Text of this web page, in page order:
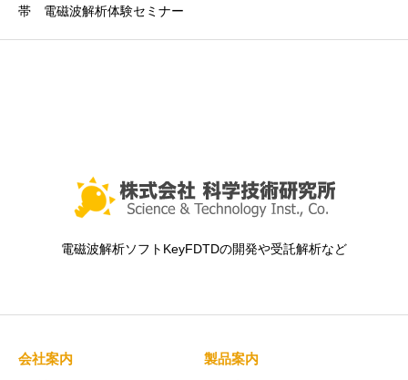
帯 電磁波解析体験セミナー
電磁波解析ソフトKeyFDTDの開発や受託解析など
会社案内 製品案内